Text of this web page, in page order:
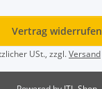
Vertrag widerrufen
USt., zzgl.Versand